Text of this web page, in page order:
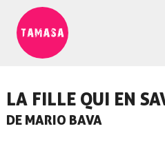
LA FILLE QUI EN
DE MARIO BAVA